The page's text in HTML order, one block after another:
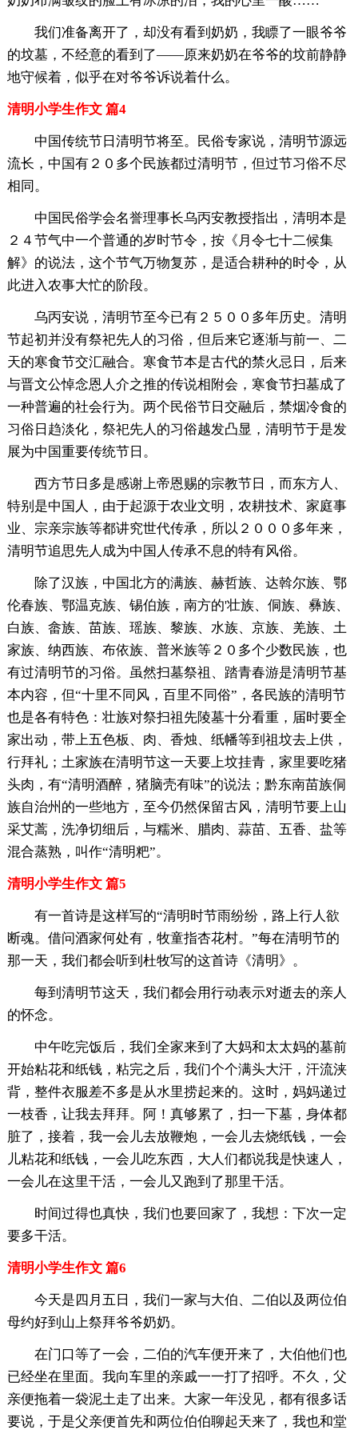
我们准备离开了，却没有看到奶奶，我瞟了一眼爷爷
的坟墓，不经意的看到了——原来奶奶在爷爷的坟前静静
地守候着，似乎在对爷爷诉说着什么。
清明小学生作文 篇4
中国传统节日清明节将至。民俗专家说，清明节源远
流长，中国有２０多个民族都过清明节，但过节习俗不尽
相同。
中国民俗学会名誉理事长乌丙安教授指出，清明本是
２４节气中一个普通的岁时节令，按《月令七十二候集
解》的说法，这个节气万物复苏，是适合耕种的时令，从
此进入农事大忙的阶段。
乌丙安说，清明节至今已有２５００多年历史。清明
节起初并没有祭祀先人的习俗，但后来它逐渐与前一、二
天的寒食节交汇融合。寒食节本是古代的禁火忌日，后来
与晋文公悼念恩人介之推的传说相附会，寒食节扫墓成了
一种普遍的社会行为。两个民俗节日交融后，禁烟冷食的
习俗日趋淡化，祭祀先人的习俗越发凸显，清明节于是发
展为中国重要传统节日。
西方节日多是感谢上帝恩赐的宗教节日，而东方人、
特别是中国人，由于起源于农业文明，农耕技术、家庭事
业、宗亲宗族等都讲究世代传承，所以２０００多年来，
清明节追思先人成为中国人传承不息的特有风俗。
除了汉族，中国北方的满族、赫哲族、达斡尔族、鄂
伦春族、鄂温克族、锡伯族，南方的'壮族、侗族、彝族、
白族、畲族、苗族、瑶族、黎族、水族、京族、羌族、土
家族、纳西族、布依族、普米族等２０多个少数民族，也
有过清明节的习俗。虽然扫墓祭祖、踏青春游是清明节基
本内容，但“十里不同风，百里不同俗”，各民族的清明节
也是各有特色：壮族对祭扫祖先陵墓十分看重，届时要全
家出动，带上五色板、肉、香烛、纸幡等到祖坟去上供，
行拜礼；土家族在清明节这一天要上坟挂青，家里要吃猪
头肉，有“清明酒醉，猪脑壳有味”的说法；黔东南苗族侗
族自治州的一些地方，至今仍然保留古风，清明节要上山
采艾蒿，洗净切细后，与糯米、腊肉、蒜苗、五香、盐等
混合蒸熟，叫作“清明粑”。
清明小学生作文 篇5
有一首诗是这样写的“清明时节雨纷纷，路上行人欲
断魂。借问酒家何处有，牧童指杏花村。”每在清明节的
那一天，我们都会听到杜牧写的这首诗《清明》。
每到清明节这天，我们都会用行动表示对逝去的亲人
的怀念。
中午吃完饭后，我们全家来到了大妈和太太妈的墓前
开始粘花和纸钱，粘完之后，我们个个满头大汗，汗流浃
背，整件衣服差不多是从水里捞起来的。这时，妈妈递过
一枝香，让我去拜拜。阿！真够累了，扫一下墓，身体都
脏了，接着，我一会儿去放鞭炮，一会儿去烧纸钱，一会
儿粘花和纸钱，一会儿吃东西，大人们都说我是快速人，
一会儿在这里干活，一会儿又跑到了那里干活。
时间过得也真快，我们也要回家了，我想：下次一定
要多干活。
清明小学生作文 篇6
今天是四月五日，我们一家与大伯、二伯以及两位伯
母约好到山上祭拜爷爷奶奶。
在门口等了一会，二伯的汽车便开来了，大伯他们也
已经坐在里面。我向车里的亲戚一一打了招呼。不久，父
亲便拖着一袋泥土走了出来。大家一年没见，都有很多话
要说，于是父亲便首先和两位伯伯聊起天来了，我也和堂